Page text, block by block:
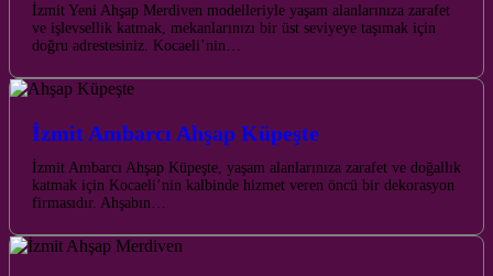
İzmit Yeni Ahşap Merdiven modelleriyle yaşam alanlarınıza zarafet
ve işlevsellik katmak, mekanlarınızı bir üst seviyeye taşımak için
doğru adrestesiniz. Kocaeli’nin…
İzmit Ambarcı Ahşap Küpeşte
İzmit Ambarcı Ahşap Küpeşte, yaşam alanlarınıza zarafet ve doğallık
katmak için Kocaeli’nin kalbinde hizmet veren öncü bir dekorasyon
firmasıdır. Ahşabın…